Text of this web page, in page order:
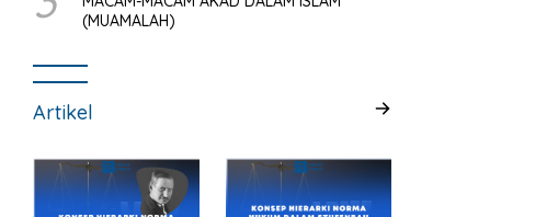
(MUAMALAH)
Artikel